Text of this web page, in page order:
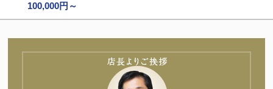
100,000円～